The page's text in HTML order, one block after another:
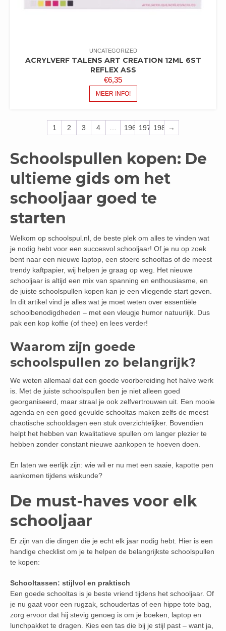
UNCATEGORIZED
ACRYLVERF TALENS ART CREATION 12ML 6ST
REFLEX ASS
€6,35
MEER INFO!
1 2 3 4 … 196 197 198 →
Schoolspullen kopen: De
ultieme gids om het
schooljaar goed te
starten
Welkom op schoolspul.nl, de beste plek om alles te vinden wat
je nodig hebt voor een succesvol schooljaar! Of je nu op zoek
bent naar een nieuwe laptop, een stoere schooltas of de meest
trendy kaftpapier, wij helpen je graag op weg. Het nieuwe
schooljaar is altijd een mix van spanning en enthousiasme, en
de juiste schoolspullen kopen kan je een vliegende start geven.
In dit artikel vind je alles wat je moet weten over essentiële
schoolbenodigdheden – met een vleugje humor natuurlijk. Dus
pak een kop koffie (of thee) en lees verder!
Waarom zijn goede
schoolspullen zo belangrijk?
We weten allemaal dat een goede voorbereiding het halve werk
is. Met de juiste schoolspullen ben je niet alleen goed
georganiseerd, maar straal je ook zelfvertrouwen uit. Een mooie
agenda en een goed gevulde schooltas maken zelfs de meest
chaotische schooldagen een stuk overzichtelijker. Bovendien
helpt het hebben van kwalitatieve spullen om langer plezier te
hebben zonder constant nieuwe aankopen te hoeven doen.
En laten we eerlijk zijn: wie wil er nu met een saaie, kapotte pen
aankomen tijdens wiskunde?
De must-haves voor elk
schooljaar
Er zijn van die dingen die je echt elk jaar nodig hebt. Hier is een
handige checklist om je te helpen de belangrijkste schoolspullen
te kopen:
Schooltassen: stijlvol en praktisch
Een goede schooltas is je beste vriend tijdens het schooljaar. Of
je nu gaat voor een rugzak, schoudertas of een hippe tote bag,
zorg ervoor dat hij stevig genoeg is om je boeken, laptop en
lunchpakket te dragen. Kies een tas die bij je stijl past – want ja,